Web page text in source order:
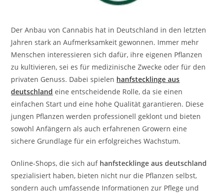
Der Anbau von Cannabis hat in Deutschland in den letzten
Jahren stark an Aufmerksamkeit gewonnen. Immer mehr
Menschen interessieren sich dafür, ihre eigenen Pflanzen
zu kultivieren, sei es für medizinische Zwecke oder für den
privaten Genuss. Dabei spielen hanfstecklinge aus
deutschland eine entscheidende Rolle, da sie einen
einfachen Start und eine hohe Qualität garantieren. Diese
jungen Pflanzen werden professionell geklont und bieten
sowohl Anfängern als auch erfahrenen Growern eine
sichere Grundlage für ein erfolgreiches Wachstum.
Online-Shops, die sich auf hanfstecklinge aus deutschland
spezialisiert haben, bieten nicht nur die Pflanzen selbst,
sondern auch umfassende Informationen zur Pflege und